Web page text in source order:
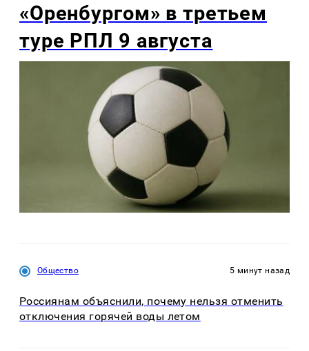
«Оренбургом» в третьем
туре РПЛ 9 августа
Общество 5 минут назад
Россиянам объяснили, почему нельзя отменить
отключения горячей воды летом